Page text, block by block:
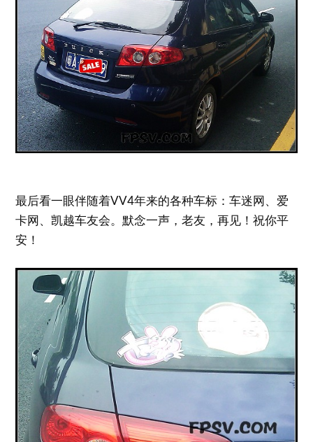
最后看一眼伴随着VV4年来的各种车标：车迷网、爱
卡网、凯越车友会。默念一声，老友，再见！祝你平
安！